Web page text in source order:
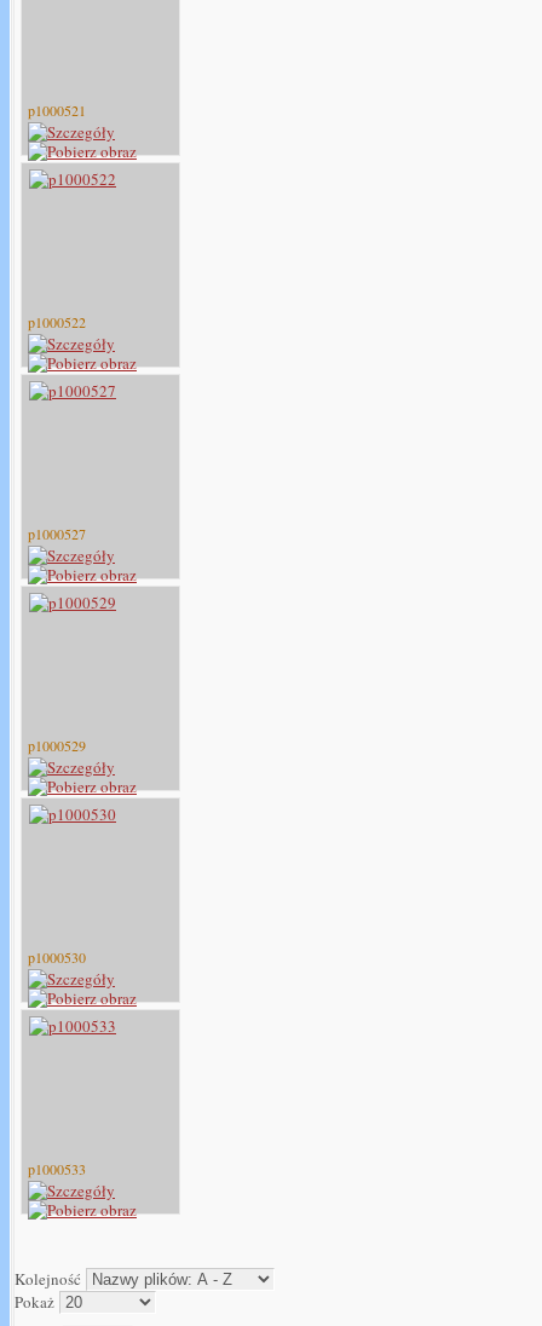
p1000521
p1000522
p1000527
p1000529
p1000530
p1000533
Kolejność
Pokaż